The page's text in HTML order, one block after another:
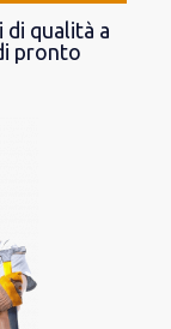
di qualità a
pronto